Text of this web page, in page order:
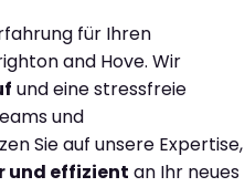
für Ihren
and Hove. Wir
und eine stressfreie
und
Sie auf unsere Expertise,
und effizient an Ihr neues